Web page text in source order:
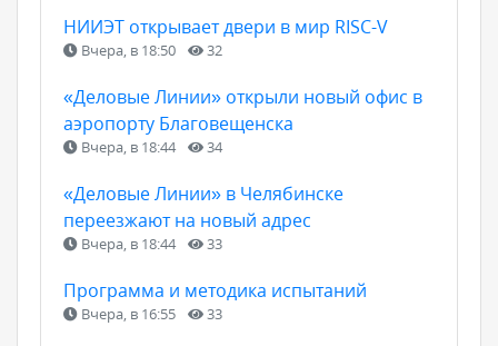
НИИЭТ открывает двери в мир RISC-V
Вчера, в 18:50 32
«Деловые Линии» открыли новый офис в
аэропорту Благовещенска
Вчера, в 18:44 34
«Деловые Линии» в Челябинске
переезжают на новый адрес
Вчера, в 18:44 33
Программа и методика испытаний
Вчера, в 16:55 33